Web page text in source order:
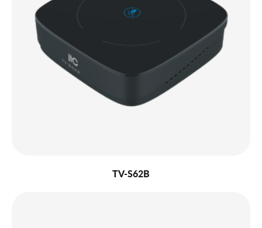
TV-S62B